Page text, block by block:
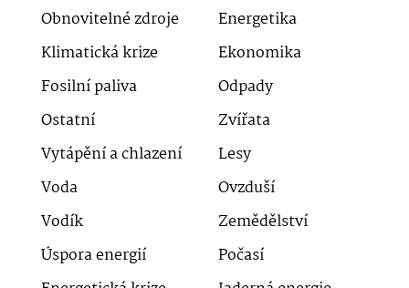
Obnovitelné zdroje
Energetika
Klimatická krize
Ekonomika
Fosilní paliva
Odpady
Ostatní
Zvířata
Vytápění a chlazení
Lesy
Voda
Ovzduší
Vodík
Zemědělství
Úspora energií
Počasí